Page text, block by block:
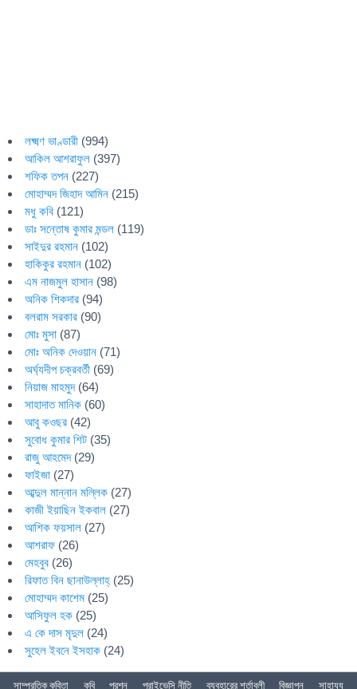
লক্ষ্মণ ভাণ্ডারী (994)
আকিল আশরাফুল (397)
শফিক তপন (227)
মোহাম্মদ জিহাদ আমিন (215)
মধু কবি (121)
ডাঃ সন্তোষ কুমার মন্ডল (119)
সাইদুর রহমান (102)
হাকিকুর রহমান (102)
এম নাজমুল হাসান (98)
অনিক শিকদার (94)
বলরাম সরকার (90)
মোঃ মুসা (87)
মোঃ অনিক দেওয়ান (71)
অর্ঘ্যদীপ চক্রবর্তী (69)
নিয়াজ মাহমুদ(64)
সাহাদাত মানিক (60)
আবু কওছর (42)
সুবোধ কুমার শিট (35)
রাজু আহমেদ(29)
ফাইজা (27)
আব্দুল মান্নান মল্লিক (27)
কাজী ইয়াছিন ইকবাল (27)
আশিক ফয়সাল (27)
আশরাফ (26)
মেহবুব (26)
রিফাত বিন ছানাউল্লাহ্ (25)
মোহাম্মদ কাশেম (25)
আসিফুল হক (25)
এ কে দাস মৃদুল (24)
সুহেল ইবনে ইসহাক (24)
সাম্প্রতিক কবিতা কবি প্রশ্ন প্রাইভেসি নীতি ব্যবহারের শর্তাবলী বিজ্ঞাপন সাহায্য